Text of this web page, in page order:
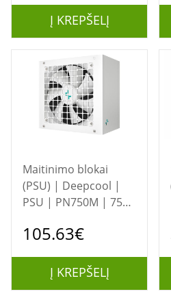
Į KREPŠELĮ
Maitinimo blokai
(PSU) | Deepcool |
PSU | PN750M | 750
105.63€
Į KREPŠELĮ